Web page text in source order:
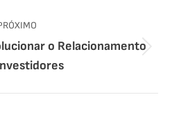
Próximo
o Relacionamento